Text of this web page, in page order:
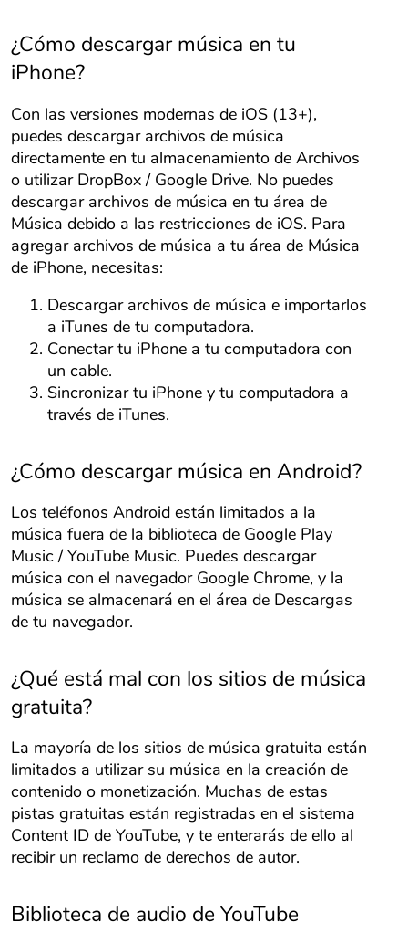
¿Cómo descargar música en tu
iPhone?
Con las versiones modernas de iOS (13+),
puedes descargar archivos de música
directamente en tu almacenamiento de Archivos
o utilizar DropBox / Google Drive. No puedes
descargar archivos de música en tu área de
Música debido a las restricciones de iOS. Para
agregar archivos de música a tu área de Música
de iPhone, necesitas:
Descargar archivos de música e importarlos
a iTunes de tu computadora.
Conectar tu iPhone a tu computadora con
un cable.
Sincronizar tu iPhone y tu computadora a
través de iTunes.
¿Cómo descargar música en Android?
Los teléfonos Android están limitados a la
música fuera de la biblioteca de Google Play
Music / YouTube Music. Puedes descargar
música con el navegador Google Chrome, y la
música se almacenará en el área de Descargas
de tu navegador.
¿Qué está mal con los sitios de música
gratuita?
La mayoría de los sitios de música gratuita están
limitados a utilizar su música en la creación de
contenido o monetización. Muchas de estas
pistas gratuitas están registradas en el sistema
Content ID de YouTube, y te enterarás de ello al
recibir un reclamo de derechos de autor.
Biblioteca de audio de YouTube